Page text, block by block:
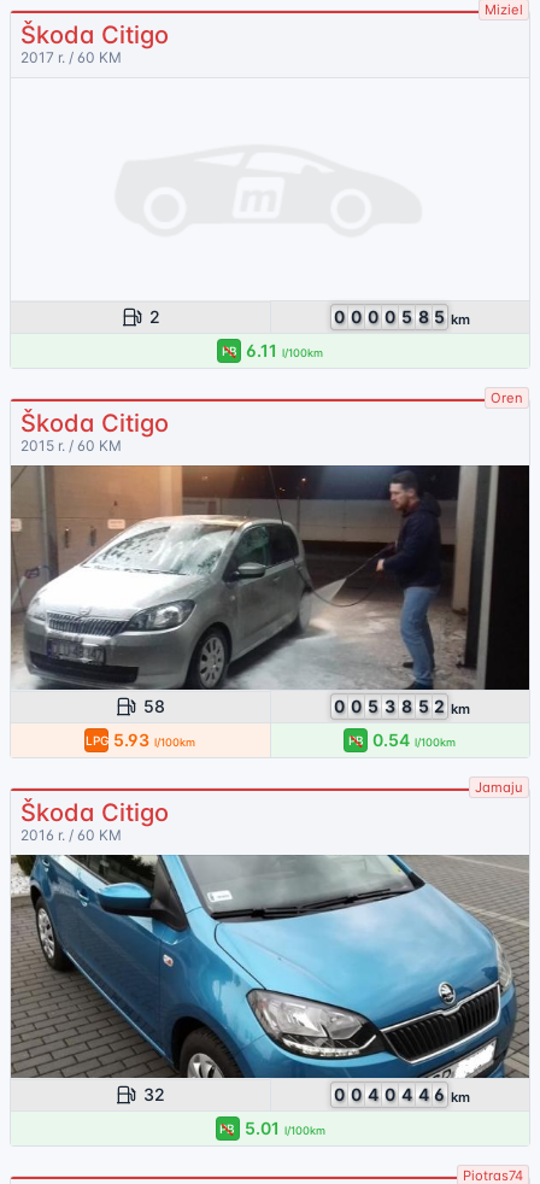
Miziel
Škoda Citigo
2017 r. / 60 KM
2 0 0 0 0 5 8 5 km
PB 6.11 l/100km
Oren
Škoda Citigo
2015 r. / 60 KM
58 0 0 5 3 8 5 2 km
LPG 5.93 l/100km PB 0.54 l/100km
Jamaju
Škoda Citigo
2016 r. / 60 KM
32 0 0 4 0 4 4 6 km
PB 5.01 l/100km
Piotras74